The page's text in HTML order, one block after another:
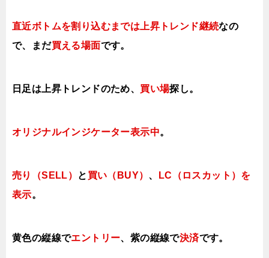
直近ボトムを割り込むまでは上昇トレンド継続なの
で、まだ買える場面です。
日足は上昇トレンドのため、 買い場探し。
オリジナルインジケーター表示中。
売り（SELL） と 買い（BUY） 、
LC（ロスカット）を
表示。
黄色の縦線でエントリー、紫の縦線で決済です。